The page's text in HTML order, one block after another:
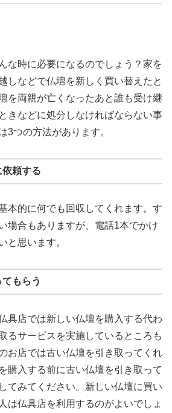
な時に必要になるのでしょう？家を
しなどで仏壇を新しく買い替えたと
を両親が亡くなったあと誰も受け継
きなどに処分しなければならない事
3つの方法があります。
頼する
本的に何でも回収してくれます。す
場合もありますが、電話1本でかけ
と思います。
もらう
具店では新しい仏壇を購入する代わ
るサービスを実施しているところも
お店では古い仏壇を引き取ってくれ
購入する前に古い仏壇を引き取って
てみてください。新しい仏壇に買い
は仏具店を利用するのがよいでしょ